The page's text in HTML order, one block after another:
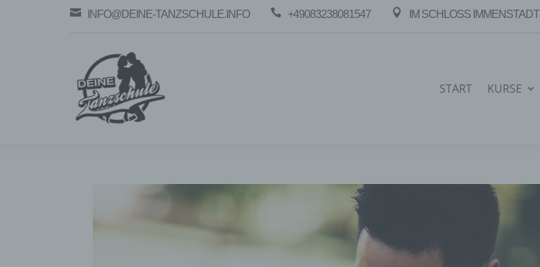
 INFO@DEINE-TANZSCHULE.INFO  +49083238081547  IM SCHLOSS IMMENSTADT
START KURSE